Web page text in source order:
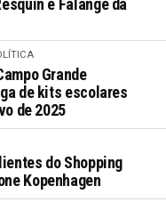
e Falange da
Grande
de kits escolares
de 2025
do Shopping
Kopenhagen